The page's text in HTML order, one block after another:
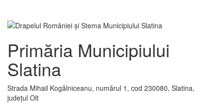
Primăria Municipiului
Slatina
Strada Mihail Kogălniceanu, numărul 1, cod 230080, Slatina,
județul Olt